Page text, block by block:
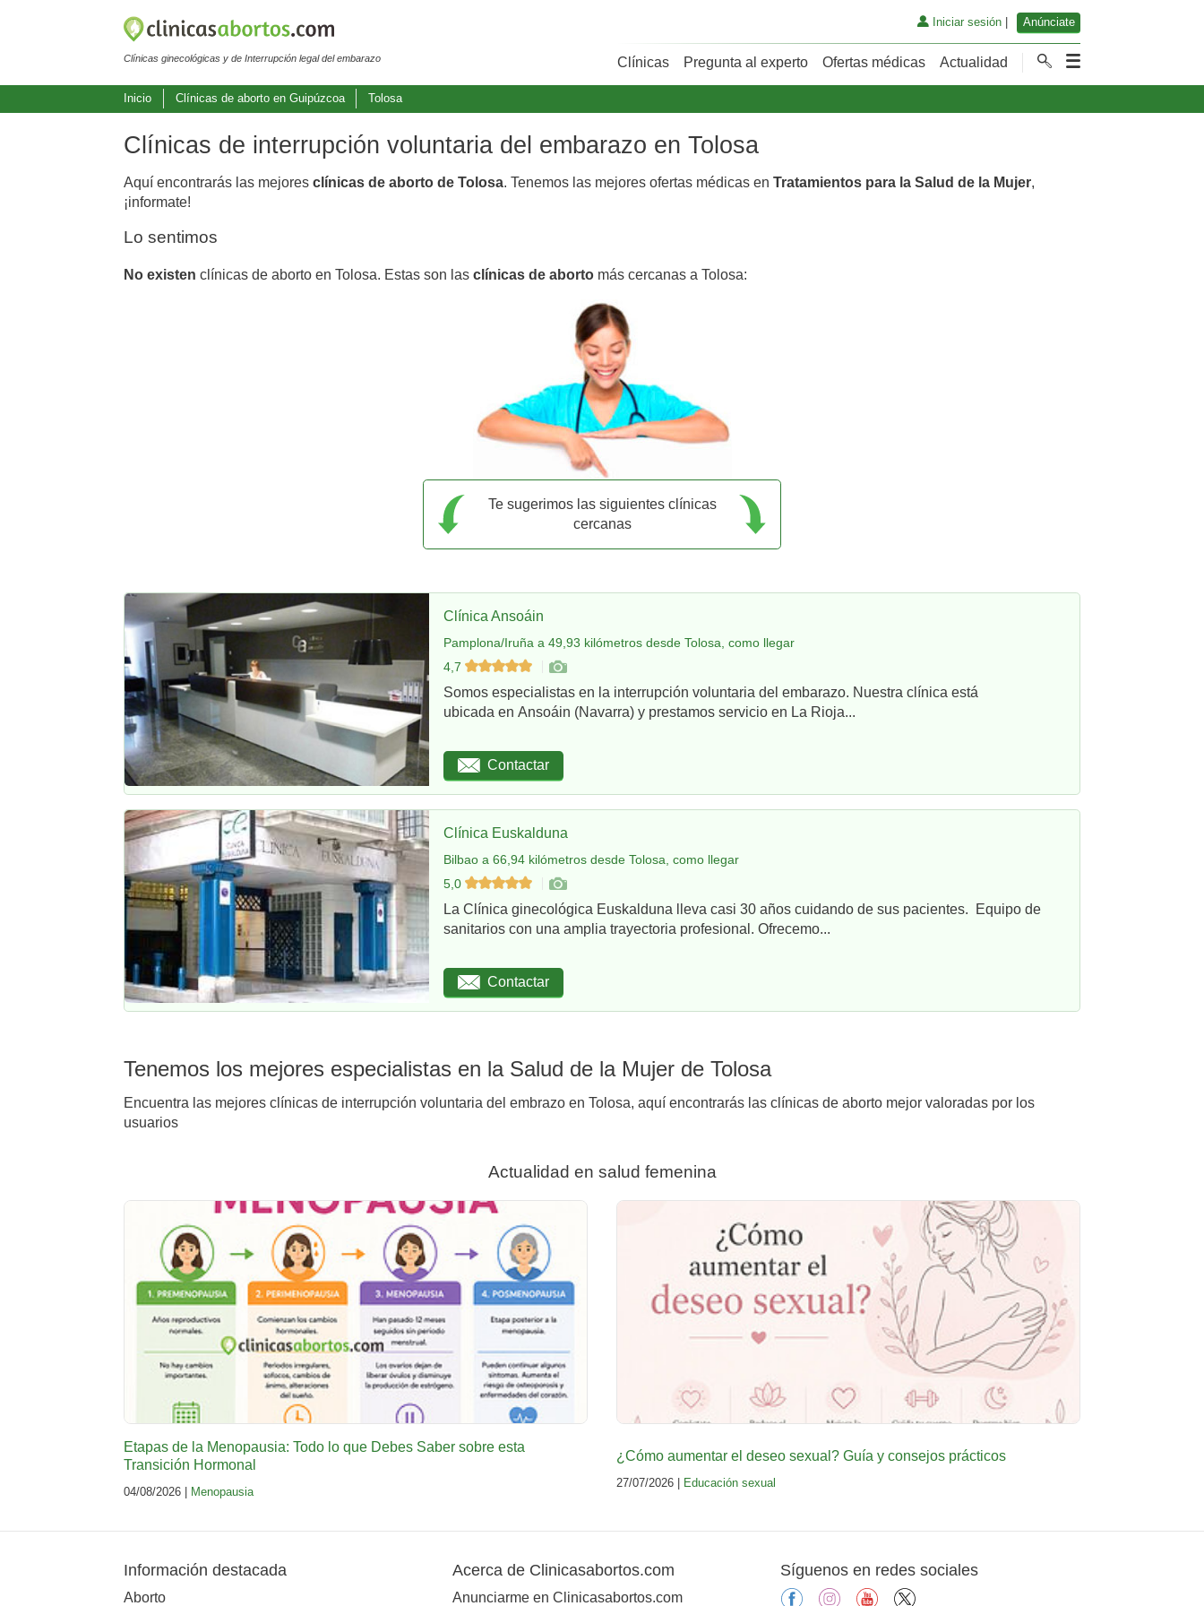
Clínicas ginecológicas y de Interrupción legal del embarazo
Iniciar sesión| Anúnciate
Clínicas Pregunta al experto Ofertas médicas Actualidad
Inicio Clínicas de aborto en Guipúzcoa Tolosa
Clínicas de interrupción voluntaria del embarazo en Tolosa
Aquí encontrarás las mejores clínicas de aborto de Tolosa. Tenemos las mejores ofertas médicas en Tratamientos para la Salud de la Mujer,
¡informate!
Lo sentimos
No existen clínicas de aborto en Tolosa. Estas son las clínicas de aborto más cercanas a Tolosa:
Te sugerimos las siguientes clínicas
cercanas
Clínica Ansoáin
Pamplona/Iruña a 49,93 kilómetros desde Tolosa, como llegar
4,7
Somos especialistas en la interrupción voluntaria del embarazo. Nuestra clínica está
ubicada en Ansoáin (Navarra) y prestamos servicio en La Rioja...
Contactar
Clínica Euskalduna
Bilbao a 66,94 kilómetros desde Tolosa, como llegar
5,0
La Clínica ginecológica Euskalduna lleva casi 30 años cuidando de sus pacientes. Equipo de
sanitarios con una amplia trayectoria profesional. Ofrecemo...
Contactar
Tenemos los mejores especialistas en la Salud de la Mujer de Tolosa
Encuentra las mejores clínicas de interrupción voluntaria del embrazo en Tolosa, aquí encontrarás las clínicas de aborto mejor valoradas por los
usuarios
Actualidad en salud femenina
Etapas de la Menopausia: Todo lo que Debes Saber sobre esta
Transición Hormonal
04/08/2026 | Menopausia
¿Cómo aumentar el deseo sexual? Guía y consejos prácticos
27/07/2026 | Educación sexual
Información destacada
Aborto
Acerca de Clinicasabortos.com
Anunciarme en Clinicasabortos.com
Síguenos en redes sociales
facebookinstagramyoutube